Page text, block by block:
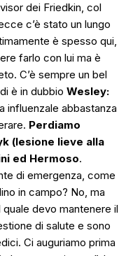
dei Friedkin, col
c’è stato un lungo
è spesso qui,
farlo con lui ma è
C’è sempre un bel
è in dubbio Wesley:
influenzale abbastanza
Perdiamo
(lesione lieve alla
ed Hermoso.
di emergenza, come
in campo? No, ma
devo mantenere il
di salute e sono
Ci auguriamo prima